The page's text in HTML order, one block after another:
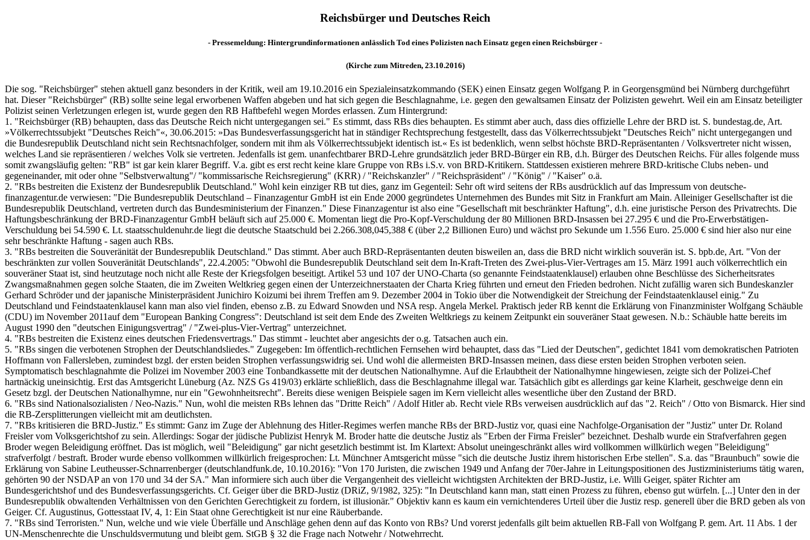
Reichsbürger und Deutsches Reich
- Pressemeldung: Hintergrundinformationen anlässlich Tod eines Polizisten nach Einsatz gegen einen Reichsbürger -
(Kirche zum Mitreden, 23.10.2016)
Die sog. "Reichsbürger" stehen aktuell ganz besonders in der Kritik, weil am 19.10.2016 ein Spezialeinsatzkommando (SEK) einen Einsatz gegen Wolfgang P. in Georgensgmünd bei Nürnberg durchgeführt
hat. Dieser "Reichsbürger" (RB) sollte seine legal erworbenen Waffen abgeben und hat sich gegen die Beschlagnahme, i.e. gegen den gewaltsamen Einsatz der Polizisten gewehrt. Weil ein am Einsatz beteiligter
Polizist seinen Verletzungen erlegen ist, wurde gegen den RB Haftbefehl wegen Mordes erlassen. Zum Hintergrund:
1. "Reichsbürger (RB) behaupten, dass das Deutsche Reich nicht untergegangen sei." Es stimmt, dass RBs dies behaupten. Es stimmt aber auch, dass dies offizielle Lehre der BRD ist. S. bundestag.de, Art.
»Völkerrechtssubjekt "Deutsches Reich"«, 30.06.2015: »Das Bundesverfassungsgericht hat in ständiger Rechtsprechung festgestellt, dass das Völkerrechtssubjekt "Deutsches Reich" nicht untergegangen und
die Bundesrepublik Deutschland nicht sein Rechtsnachfolger, sondern mit ihm als Völkerrechtssubjekt identisch ist.« Es ist bedenklich, wenn selbst höchste BRD-Repräsentanten / Volksvertreter nicht wissen,
welches Land sie repräsentieren / welches Volk sie vertreten. Jedenfalls ist gem. unanfechtbarer BRD-Lehre grundsätzlich jeder BRD-Bürger ein RB, d.h. Bürger des Deutschen Reichs. Für alles folgende muss
somit zwangsläufig gelten: "RB" ist gar kein klarer Begriff. V.a. gibt es erst recht keine klare Gruppe von RBs i.S.v. von BRD-Kritikern. Stattdessen existieren mehrere BRD-kritische Clubs neben- und
gegeneinander, mit oder ohne "Selbstverwaltung"/ "kommissarische Reichsregierung" (KRR) / "Reichskanzler" / "Reichspräsident" / "König" / "Kaiser" o.ä.
2. "RBs bestreiten die Existenz der Bundesrepublik Deutschland." Wohl kein einziger RB tut dies, ganz im Gegenteil: Sehr oft wird seitens der RBs ausdrücklich auf das Impressum von deutsche-
finanzagentur.de verwiesen: "Die Bundesrepublik Deutschland – Finanzagentur GmbH ist ein Ende 2000 gegründetes Unternehmen des Bundes mit Sitz in Frankfurt am Main. Alleiniger Gesellschafter ist die
Bundesrepublik Deutschland, vertreten durch das Bundesministerium der Finanzen." Diese Finanzagentur ist also eine "Gesellschaft mit beschränkter Haftung", d.h. eine juristische Person des Privatrechts. Die
Haftungsbeschränkung der BRD-Finanzagentur GmbH beläuft sich auf 25.000 €. Momentan liegt die Pro-Kopf-Verschuldung der 80 Millionen BRD-Insassen bei 27.295 € und die Pro-Erwerbstätigen-
Verschuldung bei 54.590 €. Lt. staatsschuldenuhr.de liegt die deutsche Staatschuld bei 2.266.308,045,388 € (über 2,2 Billionen Euro) und wächst pro Sekunde um 1.556 Euro. 25.000 € sind hier also nur eine
sehr beschränkte Haftung - sagen auch RBs.
3. "RBs bestreiten die Souveränität der Bundesrepublik Deutschland." Das stimmt. Aber auch BRD-Repräsentanten deuten bisweilen an, dass die BRD nicht wirklich souverän ist. S. bpb.de, Art. "Von der
beschränkten zur vollen Souveränität Deutschlands", 22.4.2005: "Obwohl die Bundesrepublik Deutschland seit dem In-Kraft-Treten des Zwei-plus-Vier-Vertrages am 15. März 1991 auch völkerrechtlich ein
souveräner Staat ist, sind heutzutage noch nicht alle Reste der Kriegsfolgen beseitigt. Artikel 53 und 107 der UNO-Charta (so genannte Feindstaatenklausel) erlauben ohne Beschlüsse des Sicherheitsrates
Zwangsmaßnahmen gegen solche Staaten, die im Zweiten Weltkrieg gegen einen der Unterzeichnerstaaten der Charta Krieg führten und erneut den Frieden bedrohen. Nicht zufällig waren sich Bundeskanzler
Gerhard Schröder und der japanische Ministerpräsident Junichiro Koizumi bei ihrem Treffen am 9. Dezember 2004 in Tokio über die Notwendigkeit der Streichung der Feindstaatenklausel einig." Zu
Deutschland und Feindstaatenklausel kann man also viel finden, ebenso z.B. zu Edward Snowden und NSA resp. Angela Merkel. Praktisch jeder RB kennt die Erklärung von Finanzminister Wolfgang Schäuble
(CDU) im November 2011auf dem "European Banking Congress": Deutschland ist seit dem Ende des Zweiten Weltkriegs zu keinem Zeitpunkt ein souveräner Staat gewesen. N.b.: Schäuble hatte bereits im
August 1990 den "deutschen Einigungsvertrag" / "Zwei-plus-Vier-Vertrag" unterzeichnet.
4. "RBs bestreiten die Existenz eines deutschen Friedensvertrags." Das stimmt - leuchtet aber angesichts der o.g. Tatsachen auch ein.
5. "RBs singen die verbotenen Strophen der Deutschlandsliedes." Zugegeben: Im öffentlich-rechtlichen Fernsehen wird behauptet, dass das "Lied der Deutschen", gedichtet 1841 vom demokratischen Patrioten
Hoffmann von Fallersleben, zumindest bzgl. der ersten beiden Strophen verfassungswidrig sei. Und wohl die allermeisten BRD-Insassen meinen, dass diese ersten beiden Strophen verboten seien.
Symptomatisch beschlagnahmte die Polizei im November 2003 eine Tonbandkassette mit der deutschen Nationalhymne. Auf die Erlaubtheit der Nationalhymne hingewiesen, zeigte sich der Polizei-Chef
hartnäckig uneinsichtig. Erst das Amtsgericht Lüneburg (Az. NZS Gs 419/03) erklärte schließlich, dass die Beschlagnahme illegal war. Tatsächlich gibt es allerdings gar keine Klarheit, geschweige denn ein
Gesetz bzgl. der Deutschen Nationalhymne, nur ein "Gewohnheitsrecht". Bereits diese wenigen Beispiele sagen im Kern vielleicht alles wesentliche über den Zustand der BRD.
6. "RBs sind Nationalsozialisten / Neo-Nazis." Nun, wohl die meisten RBs lehnen das "Dritte Reich" / Adolf Hitler ab. Recht viele RBs verweisen ausdrücklich auf das "2. Reich" / Otto von Bismarck. Hier sind
die RB-Zersplitterungen vielleicht mit am deutlichsten.
7. "RBs kritisieren die BRD-Justiz." Es stimmt: Ganz im Zuge der Ablehnung des Hitler-Regimes werfen manche RBs der BRD-Justiz vor, quasi eine Nachfolge-Organisation der "Justiz" unter Dr. Roland
Freisler vom Volksgerichtshof zu sein. Allerdings: Sogar der jüdische Publizist Henryk M. Broder hatte die deutsche Justiz als "Erben der Firma Freisler" bezeichnet. Deshalb wurde ein Strafverfahren gegen
Broder wegen Beleidigung eröffnet. Das ist möglich, weil "Beleidigung" gar nicht gesetzlich bestimmt ist. Im Klartext: Absolut uneingeschränkt alles wird vollkommen willkürlich wegen "Beleidigung"
strafverfolgt / bestraft. Broder wurde ebenso vollkommen willkürlich freigesprochen: Lt. Münchner Amtsgericht müsse "sich die deutsche Justiz ihrem historischen Erbe stellen". S.a. das "Braunbuch" sowie die
Erklärung von Sabine Leutheusser-Schnarrenberger (deutschlandfunk.de, 10.10.2016): "Von 170 Juristen, die zwischen 1949 und Anfang der 70er-Jahre in Leitungspositionen des Justizministeriums tätig waren,
gehörten 90 der NSDAP an von 170 und 34 der SA." Man informiere sich auch über die Vergangenheit des vielleicht wichtigsten Architekten der BRD-Justiz, i.e. Willi Geiger, später Richter am
Bundesgerichtshof und des Bundesverfassungsgerichts. Cf. Geiger über die BRD-Justiz (DRiZ, 9/1982, 325): "In Deutschland kann man, statt einen Prozess zu führen, ebenso gut würfeln. [...] Unter den in der
Bundesrepublik obwaltenden Verhältnissen von den Gerichten Gerechtigkeit zu fordern, ist illusionär." Objektiv kann es kaum ein vernichtenderes Urteil über die Justiz resp. generell über die BRD geben als von
Geiger. Cf. Augustinus, Gottesstaat IV, 4, 1: Ein Staat ohne Gerechtigkeit ist nur eine Räuberbande.
7. "RBs sind Terroristen." Nun, welche und wie viele Überfälle und Anschläge gehen denn auf das Konto von RBs? Und vorerst jedenfalls gilt beim aktuellen RB-Fall von Wolfgang P. gem. Art. 11 Abs. 1 der
UN-Menschenrechte die Unschuldsvermutung und bleibt gem. StGB § 32 die Frage nach Notwehr / Notwehrrecht.